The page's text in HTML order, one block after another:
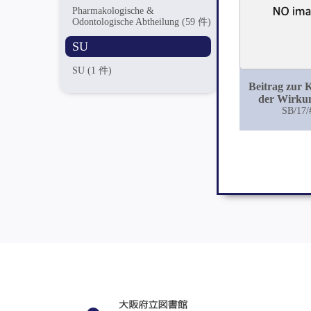
Pharmakologische &
Odontologische Abtheilung(59 件)
SU
SU(1 件)
Beitrag zur
der
SB/17/